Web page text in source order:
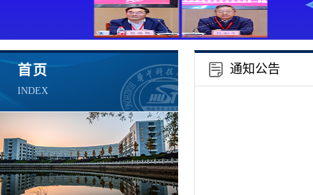
首页
INDEX
通知公告